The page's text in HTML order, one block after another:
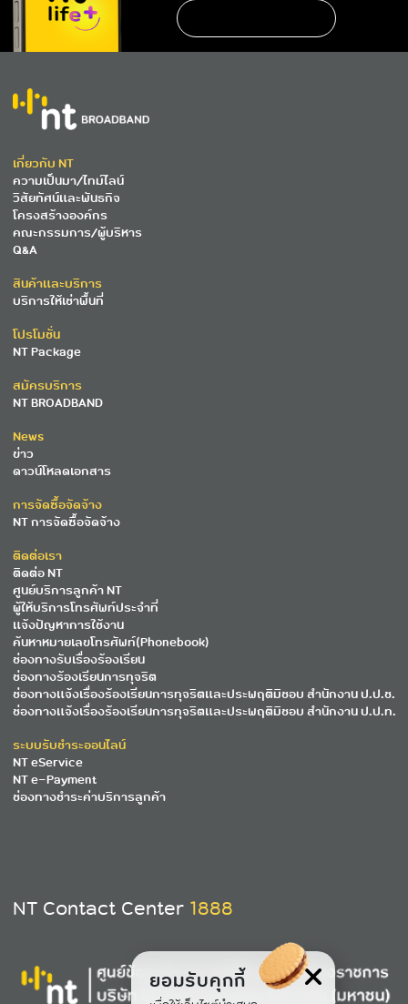
ยอมรับคุกกี้
เกี่ยวกับ NT
ความเป็นมา/ไทม์ไลน์
วิสัยทัศน์และพันธกิจ
โครงสร้างองค์กร
คณะกรรมการ/ผู้บริหาร
Q&A
สินค้าและบริการ
บริการให้เช่าพื้นที่
โปรโมชั่น
NT Package
สมัครบริการ
NT BROADBAND
News
ข่าว
ดาวน์โหลดเอกสาร
การจัดซื้อจัดจ้าง
NT การจัดซื้อจัดจ้าง
ติดต่อเรา
ติดต่อ NT
ศูนย์บริการลูกค้า NT
ผู้ให้บริการโทรศัพท์ประจำที่
แจ้งปัญหาการใช้งาน
ค้นหาหมายเลขโทรศัพท์(Phonebook)
ช่องทางรับเรื่องร้องเรียน
ช่องทางร้องเรียนการทุจริต
ช่องทางแจ้งเรื่องร้องเรียนการทุจริตและประพฤติมิชอบ สำนักงาน ป.ป.ช.
ช่องทางแจ้งเรื่องร้องเรียนการทุจริตและประพฤติมิชอบ สำนักงาน ป.ป.ท.
ระบบรับชำระออนไลน์
NT eService
NT e-Payment
ช่องทางชำระค่าบริการลูกค้า
NT Contact Center 1888